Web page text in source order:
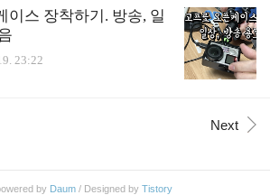
방송하고 나서 알았는데 기존
켜놨으니 다음 방송부터는 14
..
좀 바꿨는데요. 제 작업 공간
. 얼마 전 제 작업 책상 앞에
위해서 짐들을 다 치운 모
로마키 위치가 어정쩡해서
어려웠었는데요. 이제는 크
이스 장착하기. 방송, 일
23:22
Next
by Daum/ Designed by Tistory